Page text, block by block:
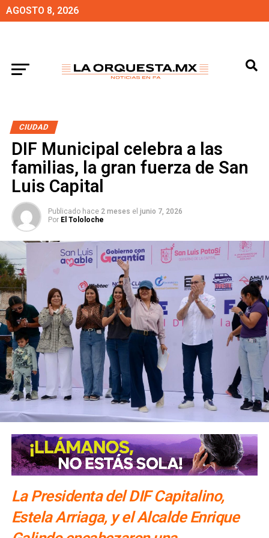
AGOSTO 8, 2026
CIUDAD
DIF Municipal celebra a las
familias, la gran fuerza de San
Luis Capital
Publicado hace 2 meses el junio 7, 2026
Por El Tololoche
La Presidenta del DIF Capitalino,
Estela Arriaga, y el Alcalde Enrique